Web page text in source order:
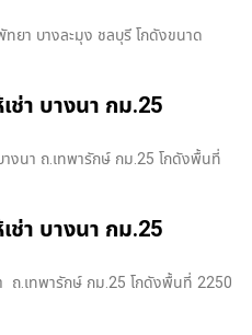
ทยา บางละมุง ชลบุรี โกดังขนาด
ช่า บางนา กม.25
างนา​ ถ.เทพารักษ์ กม.25 โกดังพื้นที่
ช่า บางนา กม.25
ถ.เทพารักษ์ กม.25 โกดังพื้นที่ 2250